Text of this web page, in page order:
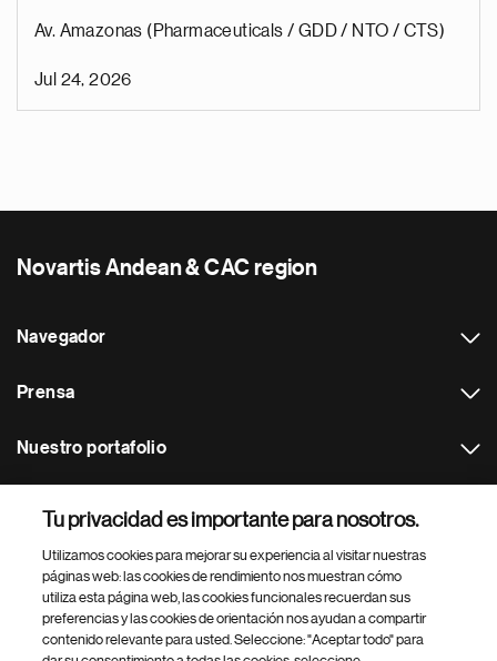
Av. Amazonas (Pharmaceuticals / GDD / NTO / CTS)
Jul 24, 2026
Novartis Andean & CAC region
Navegador
Prensa
Nuestro portafolio
Footer Site Search
Tu privacidad es importante para nosotros.
Utilizamos cookies para mejorar su experiencia al visitar nuestras
páginas web: las cookies de rendimiento nos muestran cómo
utiliza esta página web, las cookies funcionales recuerdan sus
preferencias y las cookies de orientación nos ayudan a compartir
contenido relevante para usted. Seleccione: "Aceptar todo" para